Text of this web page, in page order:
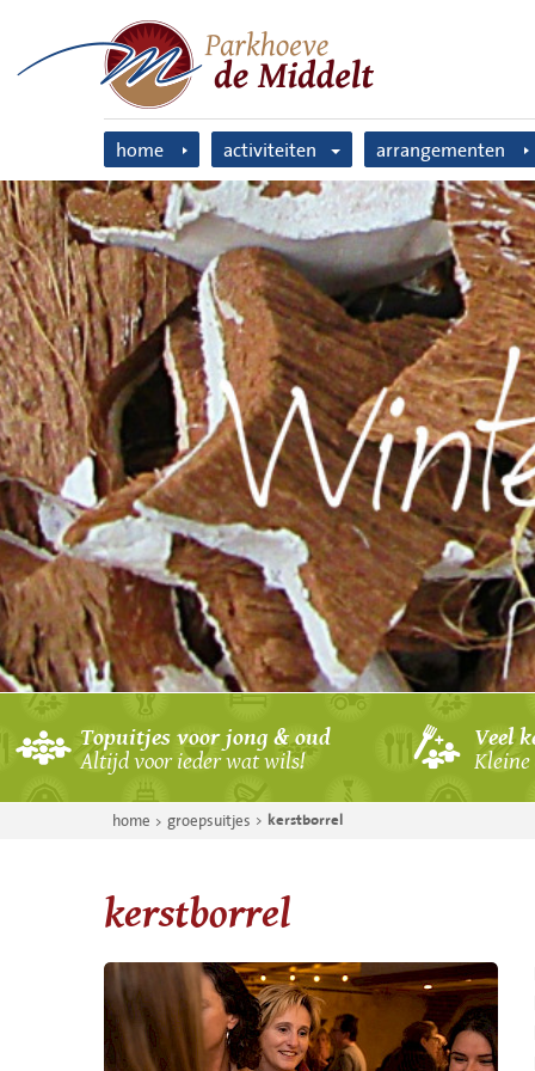
home
activiteiten
boerengolf
escape room
solex rijden
bubble voetbal
archery attack
boerenzeskamp
tandemtocht
boerenspellen
GPS wandeltocht
handboogschieten
koe schilderen
vergaderen
arrangementen
escape room
boerengolf
boerenzeskamp
solexverhuur
boerenspellen
handboogschieten
GPS wandeltocht
koeschilderen
tandemtocht
uitje voor iedereen
BBQ Boerengolf
solextocht
boerendag
BBQ met
archery attack
bubblevoetbal
boerengolf &
schieten maar!
solex &
bubblevoetbal &
actie op het veld
Topuitjes voor jong & oud
Altijd voor ieder wat wils!
Veel
Kleine
home groepsuitjes kerstborrel
kerstborrel